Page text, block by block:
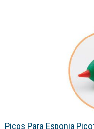
Picos Para Esponja